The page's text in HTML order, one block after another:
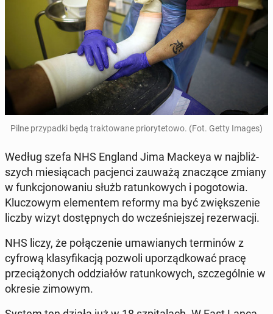
Pilne przy­pad­ki będą trak­to­wa­ne prio­ry­te­to­wo. (Fot. Getty Images)
Według szefa NHS England Jima Mackeya w naj­bliż­
szych mie­sią­cach pa­cjen­ci zauważą zna­czą­ce zmiany
w funk­cjo­no­wa­niu służb ra­tun­ko­wych i po­go­to­wia.
Klu­czo­wym ele­men­tem reformy ma być zwięk­sze­nie
liczby wizyt do­stęp­nych do wcze­śniej­szej re­zer­wa­cji.
NHS liczy, że po­łą­cze­nie uma­wia­nych ter­mi­nów z
cyfrową kla­sy­fi­ka­cją pozwoli upo­rząd­ko­wać pracę
prze­cią­żo­nych od­dzia­łów ra­tun­ko­wych, szcze­gól­nie w
okresie zimowym.